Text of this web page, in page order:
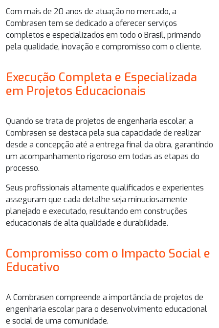
Com mais de 20 anos de atuação no mercado, a
Combrasen tem se dedicado a oferecer serviços
completos e especializados em todo o Brasil, primando
pela qualidade, inovação e compromisso com o cliente.
Execução Completa e Especializada
em Projetos Educacionais
Quando se trata de projetos de engenharia escolar, a
Combrasen se destaca pela sua capacidade de realizar
desde a concepção até a entrega final da obra, garantindo
um acompanhamento rigoroso em todas as etapas do
processo.
Seus profissionais altamente qualificados e experientes
asseguram que cada detalhe seja minuciosamente
planejado e executado, resultando em construções
educacionais de alta qualidade e durabilidade.
Compromisso com o Impacto Social e
Educativo
A Combrasen compreende a importância de projetos de
engenharia escolarpara o desenvolvimento educacional
e social de uma comunidade.